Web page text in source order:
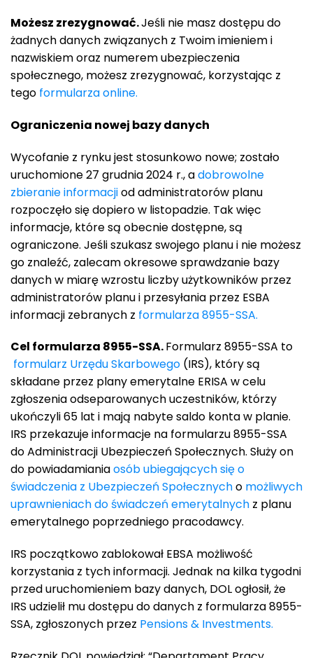
Możesz zrezygnować.Jeśli nie masz dostępu do
żadnych danych związanych z Twoim imieniem i
nazwiskiem oraz numerem ubezpieczenia
społecznego, możesz zrezygnować, korzystając z
tego formularza online.
Ograniczenia nowej bazy danych
Wycofanie z rynku jest stosunkowo nowe; zostało
uruchomione 27 grudnia 2024 r., adobrowolne
zbieranie informacjiod administratorów planu
rozpoczęło się dopiero w listopadzie. Tak więc
informacje, które są obecnie dostępne, są
ograniczone. Jeśli szukasz swojego planu i nie możesz
go znaleźć, zalecam okresowe sprawdzanie bazy
danych w miarę wzrostu liczby użytkowników przez
administratorów planu i przesyłania przez ESBA
informacji zebranych z formularza 8955-SSA.
Cel formularza 8955-SSA.Formularz 8955-SSA to
formularz Urzędu Skarbowego (IRS), który są
składane przez plany emerytalne ERISA w celu
zgłoszenia odseparowanych uczestników, którzy
ukończyli 65 lat i mają nabyte saldo konta w planie.
IRS przekazuje informacje na formularzu 8955-SSA
do Administracji Ubezpieczeń Społecznych. Służy on
do powiadamianiaosób ubiegających się o
świadczenia z Ubezpieczeń Społecznycho możliwych
uprawnieniach do świadczeń emerytalnych z planu
emerytalnego poprzedniego pracodawcy.
IRS początkowo zablokował EBSA możliwość
korzystania z tych informacji. Jednak na kilka tygodni
przed uruchomieniem bazy danych, DOL ogłosił, że
IRS udzielił mu dostępu do danych z formularza 8955-
SSA, zgłoszonych przez Pensions & Investments.